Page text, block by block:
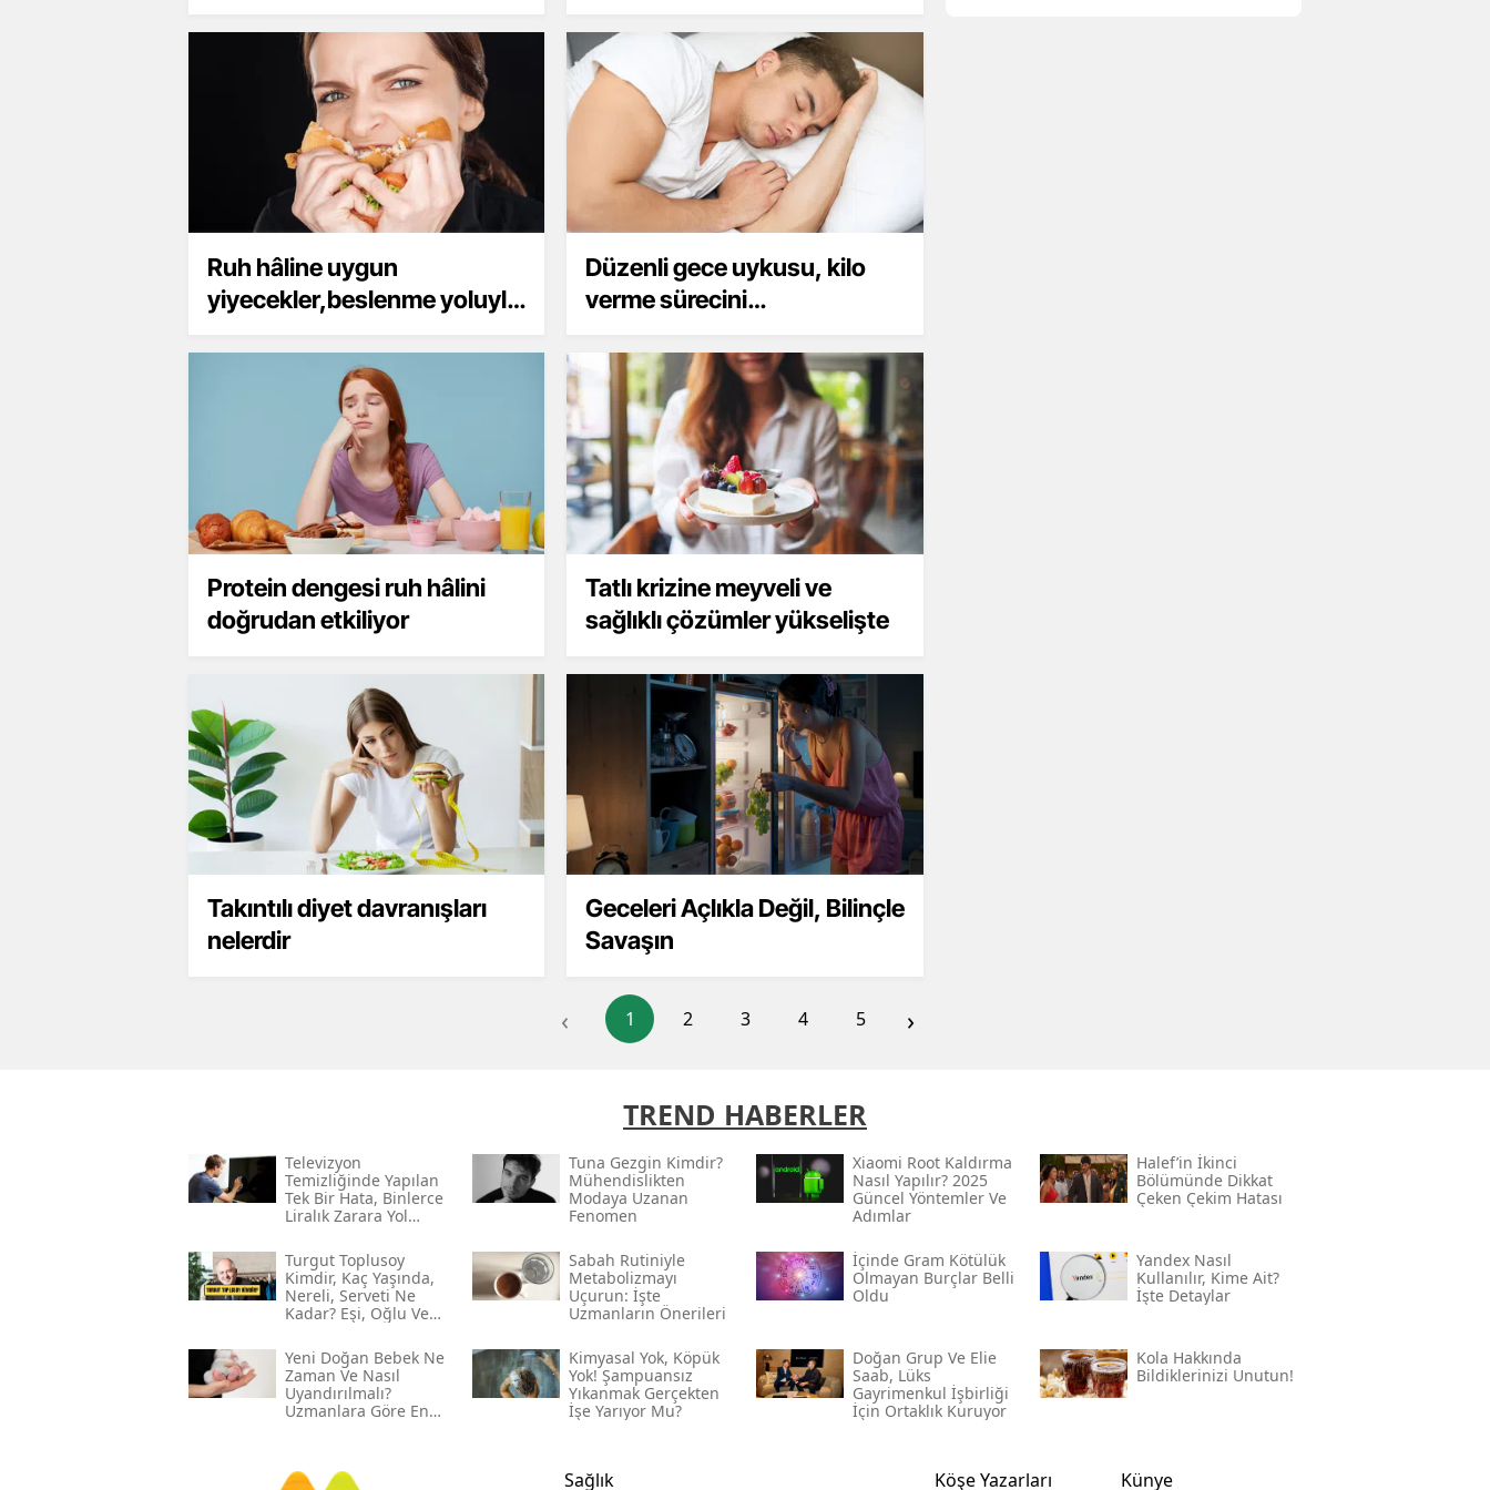
Ruh hâline uygun
yiyecekler,beslenme yoluyla
Düzenli gece uykusu, kilo
verme sürecini
Protein dengesi ruh hâlini
doğrudan etkiliyor
Tatlı krizine meyveli ve
sağlıklı çözümler yükselişte
Takıntılı diyet davranışları
nelerdir
Geceleri Açlıkla Değil, Bilinçle
Savaşın
‹ 1 2 3 4 5 ›
TREND HABERLER
Televizyon
Temizliğinde Yapılan
Tek Bir Hata, Binlerce
Liralık Zarara Yol
Tuna Gezgin Kimdir?
Mühendislikten
Modaya Uzanan
Fenomen
Xiaomi Root Kaldırma
Nasıl Yapılır? 2025
Güncel Yöntemler Ve
Adımlar
Halef’in İkinci
Bölümünde Dikkat
Çeken Çekim Hatası
Turgut Toplusoy
Kimdir, Kaç Yaşında,
Nereli, Serveti Ne
Kadar? Eşi, Oğlu Ve
Sabah Rutiniyle
Metabolizmayı
Uçurun: İşte
Uzmanların Önerileri
İçinde Gram Kötülük
Olmayan Burçlar Belli
Oldu
Yandex Nasıl
Kullanılır, Kime Ait?
İşte Detaylar
Yeni Doğan Bebek Ne
Zaman Ve Nasıl
Uyandırılmalı?
Uzmanlara Göre En
Kimyasal Yok, Köpük
Yok! Şampuansız
Yıkanmak Gerçekten
İşe Yarıyor Mu?
Doğan Grup Ve Elie
Saab, Lüks
Gayrimenkul İşbirliği
İçin Ortaklık Kuruyor
Kola Hakkında
Bildiklerinizi Unutun!
Sağlık Köşe Yazarları Künye